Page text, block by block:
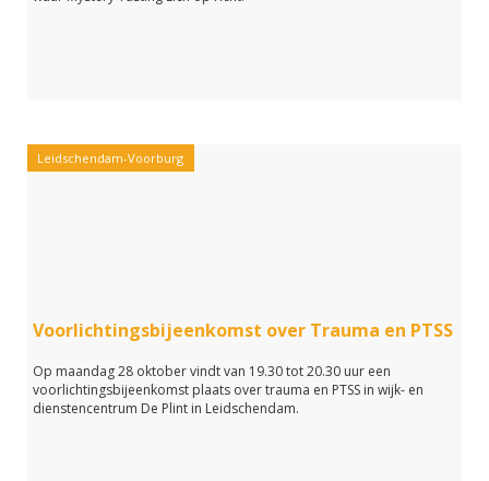
Leidschendam-Voorburg
Voorlichtingsbijeenkomst over Trauma en PTSS
Op maandag 28 oktober vindt van 19.30 tot 20.30 uur een
voorlichtingsbijeenkomst plaats over trauma en PTSS in wijk- en
dienstencentrum De Plint in Leidschendam.